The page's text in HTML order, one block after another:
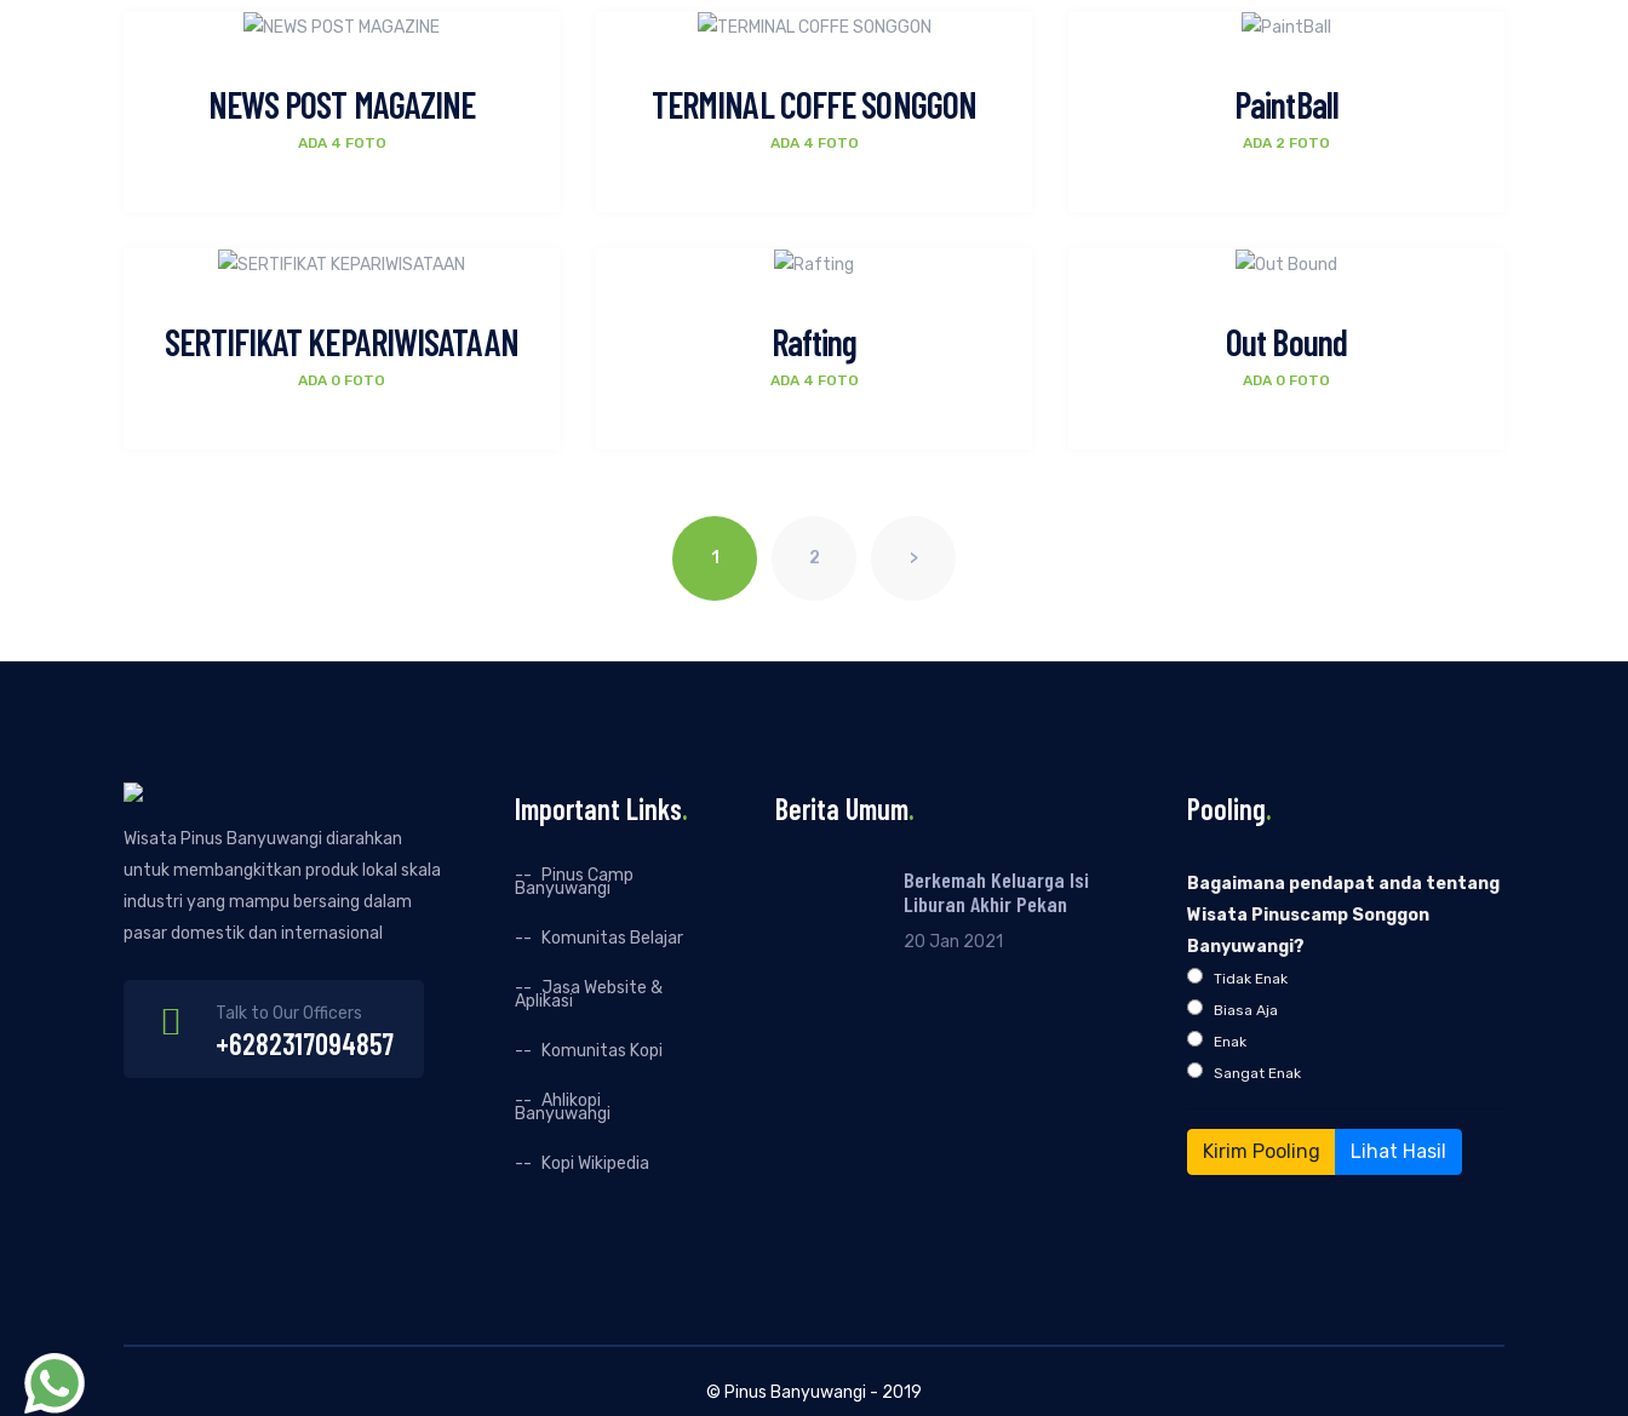
NEWS POST MAGAZINE
ADA 4 FOTO
TERMINAL COFFE SONGGON
ADA 4 FOTO
PaintBall
ADA 2 FOTO
SERTIFIKAT KEPARIWISATAAN
ADA 0 FOTO
Rafting
ADA 4 FOTO
Out Bound
ADA 0 FOTO
1 2 >
Wisata Pinus Banyuwangi diarahkan
untuk membangkitkan produk lokal skala
industri yang mampu bersaing dalam
pasar domestik dan internasional
Talk to Our Officers
+6282317094857
Important Links.
Pinus Camp
Banyuwangi
Komunitas Belajar
Jasa Website &
Aplikasi
Komunitas Kopi
Ahlikopi
Banyuwangi
Kopi Wikipedia
Berita Umum.
Berkemah Keluarga Isi
Liburan Akhir Pekan
20 Jan 2021
Pooling.
Bagaimana pendapat anda tentang
Wisata Pinuscamp Songgon
Banyuwangi?
Tidak Enak
Biasa Aja
Enak
Sangat Enak
Lihat Hasil
© Pinus Banyuwangi - 2019